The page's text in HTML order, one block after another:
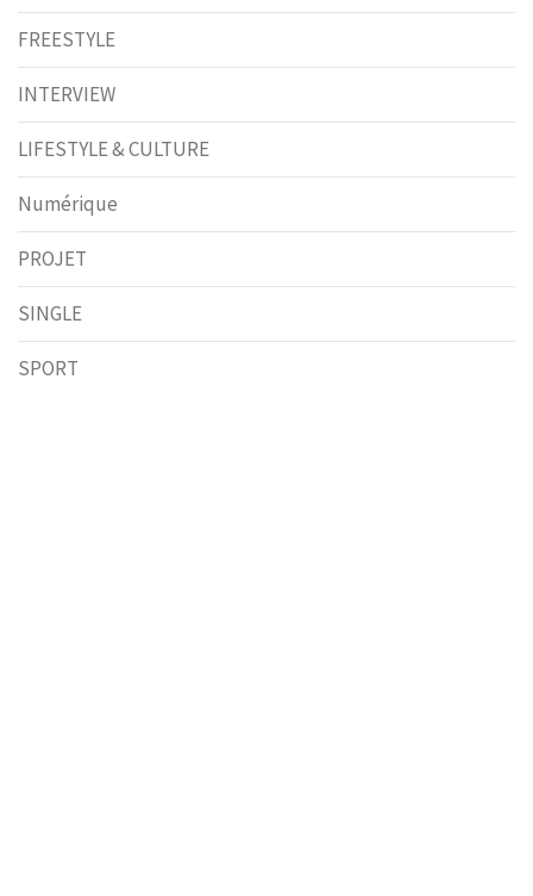
FREESTYLE
INTERVIEW
LIFESTYLE & CULTURE
Numérique
PROJET
SINGLE
SPORT